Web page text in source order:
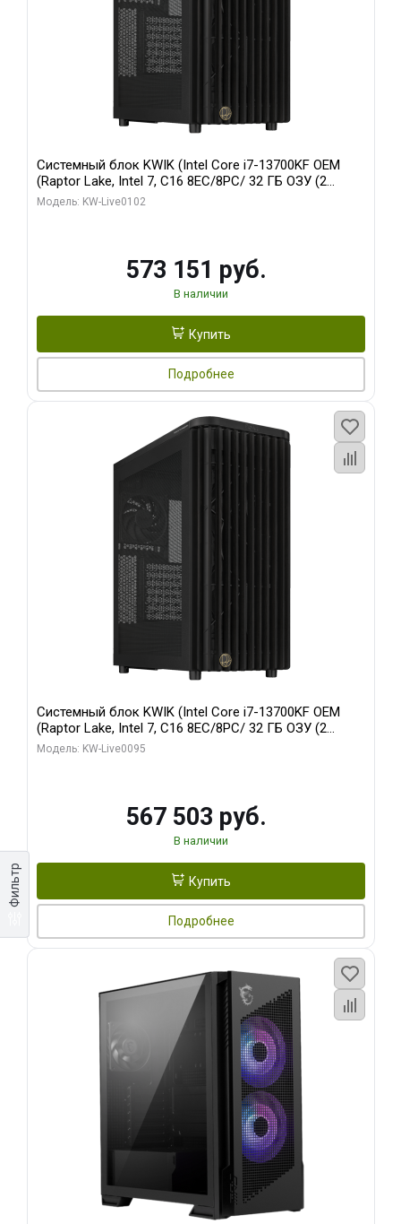
Фильтр
Системный блок KWIK (Intel Core i7-13700KF OEM
(Raptor Lake, Intel 7, C16 8EC/8PC/ 32 ГБ ОЗУ (2
модуля)/ Afox RTX4090 24GB GDDR6X 384-Bit 3xDP
Модель: KW-Live0102
573 151 руб.
В наличии
Купить
Подробнее
Системный блок KWIK (Intel Core i7-13700KF OEM
(Raptor Lake, Intel 7, C16 8EC/8PC/ 32 ГБ ОЗУ (2
модуля)/ Afox RTX4090 24GB GDDR6X 384-Bit 3xDP
Модель: KW-Live0095
567 503 руб.
В наличии
Купить
Подробнее